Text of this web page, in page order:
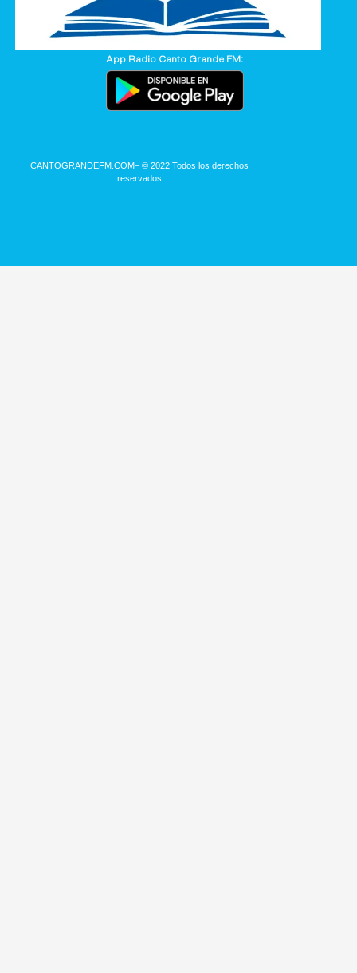
App Radio Canto Grande FM:
CANTOGRANDEFM.COM– © 2022 Todos los derechos
reservados